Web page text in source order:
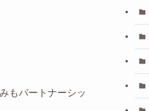
もパートナーシッ